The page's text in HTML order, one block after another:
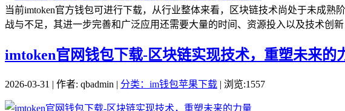
当前imtoken官方钱包可进行下载，从行业整体来看，区块链技术尚处于未成
战与不足，其进一步完善和广泛应用还需要大量的时间、资源投入以及技术创
imtoken官网钱包下载-区块链实现技术，重塑未来的
2026-03-31 | 作者: qbadmin | 分类：im钱包苹果下载 | 浏览:1557